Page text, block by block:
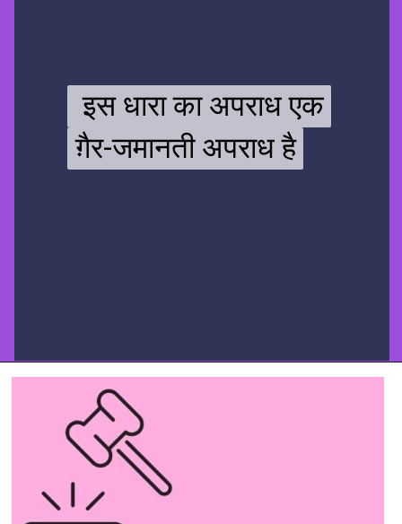
इस धारा का अपराध एक
ग़ैर-जमानती अपराध है
इस धारा का अपराध एक
ग़ैर-जमानती अपराध है